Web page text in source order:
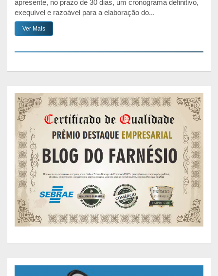
apresente, no prazo de 30 dias, um cronograma definitivo,
exequível e razoável para a elaboração do...
Ver Mais